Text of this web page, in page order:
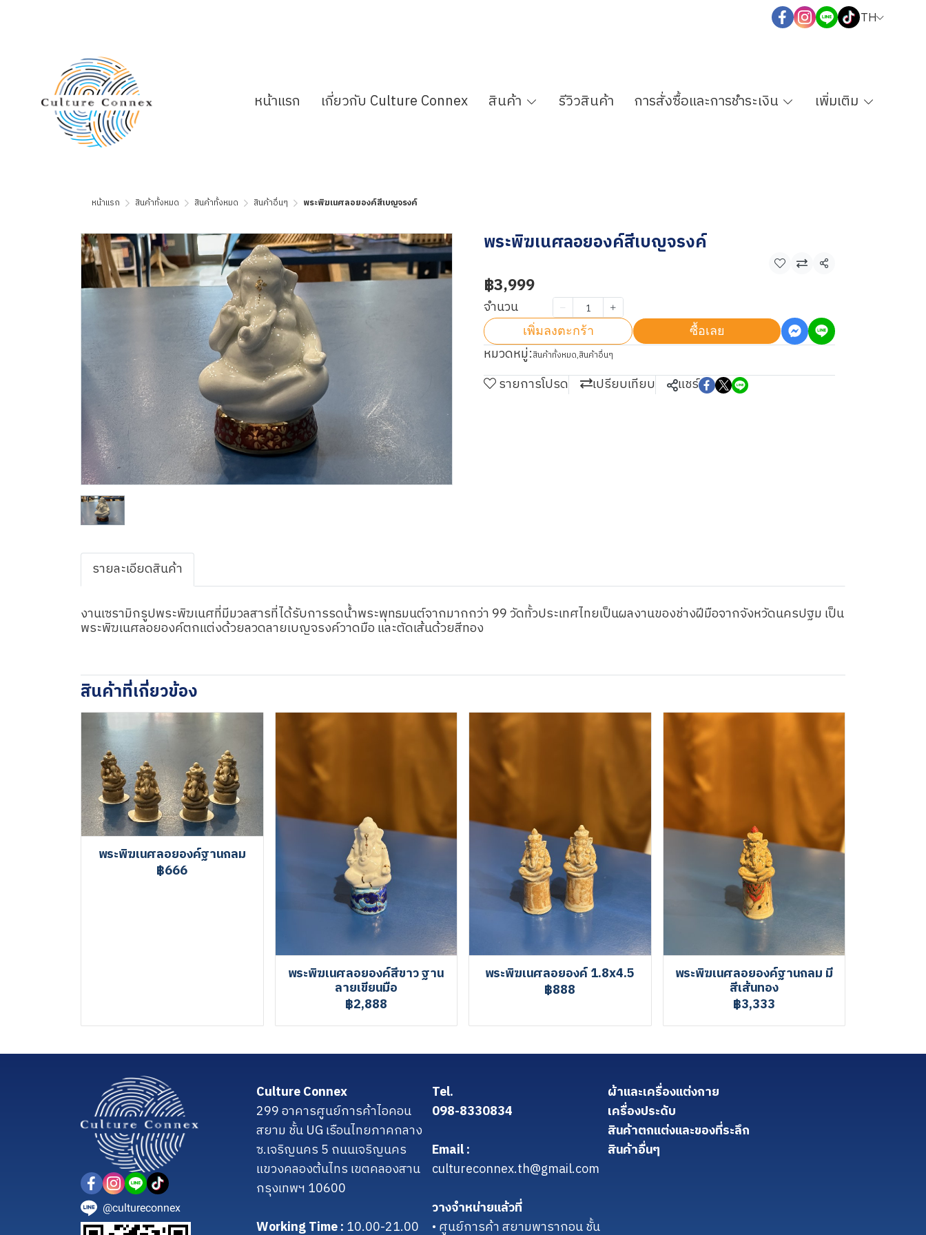
TH
หน้าแรก เกี่ยวกับ Culture Connex สินค้า รีวิวสินค้า การสั่งซื้อและการชำระเงิน เพิ่มเติม
หน้าแรก สินค้าทั้งหมด สินค้าทั้งหมด สินค้าอื่นๆ พระพิฆเนศลอยองค์สีเบญจรงค์
พระพิฆเนศลอยองค์สีเบญจรงค์
แชร์
฿3,999
จำนวน
เพิ่มลงตะกร้า ซื้อเลย
หมวดหมู่:สินค้าทั้งหมด,สินค้าอื่นๆ
รายการโปรด เปรียบเทียบ แชร์
รายละเอียดสินค้า
งานเซรามิกรูปพระพิฆเนศที่มีมวลสารที่ได้รับการรดน้ำพระพุทธมนต์จากมากกว่า 99 วัดทั้วประเทศไทยเป็นผลงานของช่างฝีมือจากจังหวัดนครปฐม เป็น
พระพิฆเนศลอยองค์ตกแต่งด้วยลวดลายเบญจรงค์วาดมือ และตัดเส้นด้วยสีทอง
สินค้าที่เกี่ยวข้อง
พระพิฆเนศลอยองค์ฐานกลม
฿666
พระพิฆเนศลอยองค์สีขาว ฐาน
ลายเขียนมือ
฿2,888
พระพิฆเนศลอยองค์ 1.8x4.5
฿888
พระพิฆเนศลอยองค์ฐานกลม มี
สีเส้นทอง
฿3,333
@cultureconnex
Culture Connex
299 อาคารศูนย์การค้าไอคอน
สยาม ชั้น UG เรือนไทยภาคกลาง
ซ.เจริญนคร 5 ถนนเจริญนคร
แขวงคลองต้นไทร เขตคลองสาน
กรุงเทพฯ 10600
Working Time : 10.00-21.00
Tel.
098-8330834
Email :
cultureconnex.th@gmail.com
วางจำหน่ายแล้วที่
• ศูนย์การค้า สยามพารากอน ชั้น
ผ้าและเครื่องแต่งกาย
เครื่องประดับ
สินค้าตกแต่งและของที่ระลึก
สินค้าอื่นๆ